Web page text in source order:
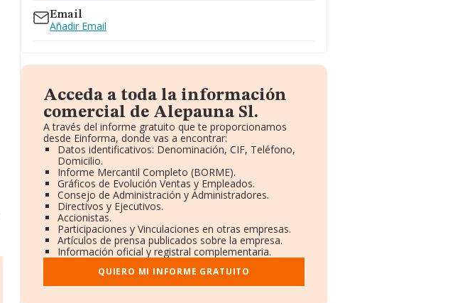
Email
Añadir Email
Acceda a toda la información
comercial de Alepauna Sl.
A través del informe gratuito que te proporcionamos
desde Einforma, donde vas a encontrar:
Datos identificativos: Denominación, CIF, Teléfono,
Domicilio.
Informe Mercantil Completo (BORME).
Gráficos de Evolución Ventas y Empleados.
Consejo de Administración y Administradores.
Directivos y Ejecutivos.
Accionistas.
Participaciones y Vinculaciones en otras empresas.
Artículos de prensa publicados sobre la empresa.
Información oficial y registral complementaria.
QUIERO MI INFORME GRATUITO